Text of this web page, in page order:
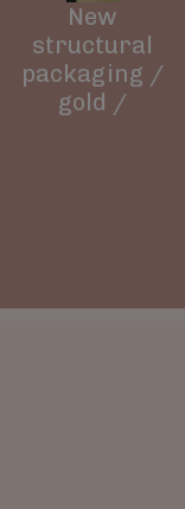
New
structural
packaging /
gold /